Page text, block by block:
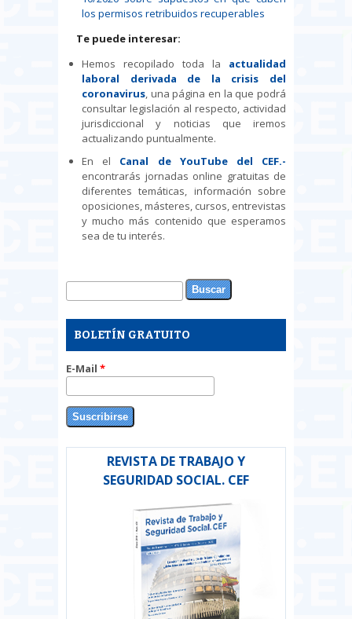
los permisos retribuidos recuperables
Te puede interesar:
Hemos recopilado toda la actualidad
laboral derivada de la crisis del
coronavirus, una página en la que podrá
consultar legislación al respecto, actividad
jurisdiccional y noticias que iremos
actualizando puntualmente.
En el Canal de YouTube del CEF.-
encontrarás jornadas online gratuitas de
diferentes temáticas, información sobre
oposiciones, másteres, cursos, entrevistas
y mucho más contenido que esperamos
sea de tu interés.
Formulario de búsqueda
Buscar
BOLETÍN GRATUITO
E-Mail *
REVISTA DE TRABAJO Y
SEGURIDAD SOCIAL. CEF